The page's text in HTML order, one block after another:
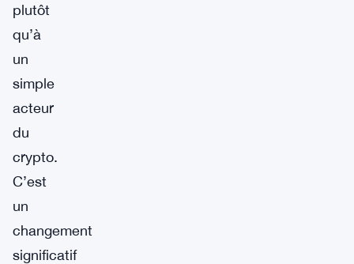
plutôt
qu’à
un
simple
acteur
du
crypto.
C’est
un
changement
significatif